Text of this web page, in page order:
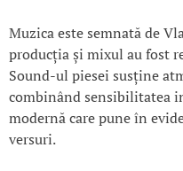
Muzica este semnată de
producția și mixul au fost
Sound-ul piesei susține
combinând sensibilitatea
modernă care pune în
versuri.